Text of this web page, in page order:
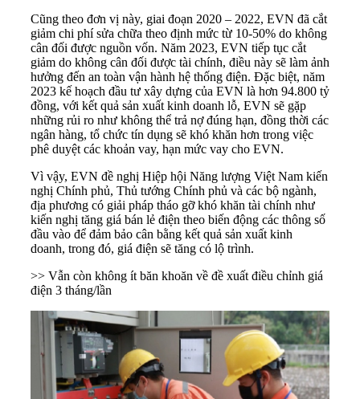
Cũng theo đơn vị này, giai đoạn 2020 – 2022, EVN đã cắt
giảm chi phí sửa chữa theo định mức từ 10-50% do không
cân đối được nguồn vốn. Năm 2023, EVN tiếp tục cắt
giảm do không cân đối được tài chính, điều này sẽ làm ảnh
hưởng đến an toàn vận hành hệ thống điện. Đặc biệt, năm
2023 kế hoạch đầu tư xây dựng của EVN là hơn 94.800 tỷ
đồng, với kết quả sản xuất kinh doanh lỗ, EVN sẽ gặp
những rủi ro như không thể trả nợ đúng hạn, đồng thời các
ngân hàng, tổ chức tín dụng sẽ khó khăn hơn trong việc
phê duyệt các khoản vay, hạn mức vay cho EVN.
Vì vậy, EVN đề nghị Hiệp hội Năng lượng Việt Nam kiến
nghị Chính phủ, Thủ tướng Chính phủ và các bộ ngành,
địa phương có giải pháp tháo gỡ khó khăn tài chính như
kiến nghị tăng giá bán lẻ điện theo biến động các thông số
đầu vào để đảm bảo cân bằng kết quả sản xuất kinh
doanh, trong đó, giá điện sẽ tăng có lộ trình.
>> Vẫn còn không ít băn khoăn về đề xuất điều chỉnh giá
điện 3 tháng/lần